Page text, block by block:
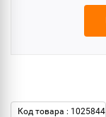
Код товара : 1025844